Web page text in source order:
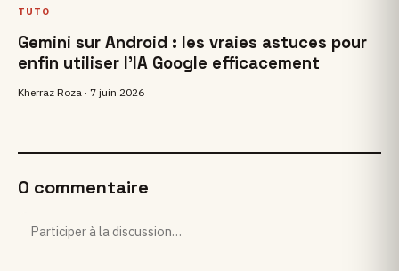
TUTO
Gemini sur Android : les vraies astuces pour
enfin utiliser l’IA Google efficacement
Kherraz Roza ·7 juin 2026
0 commentaire